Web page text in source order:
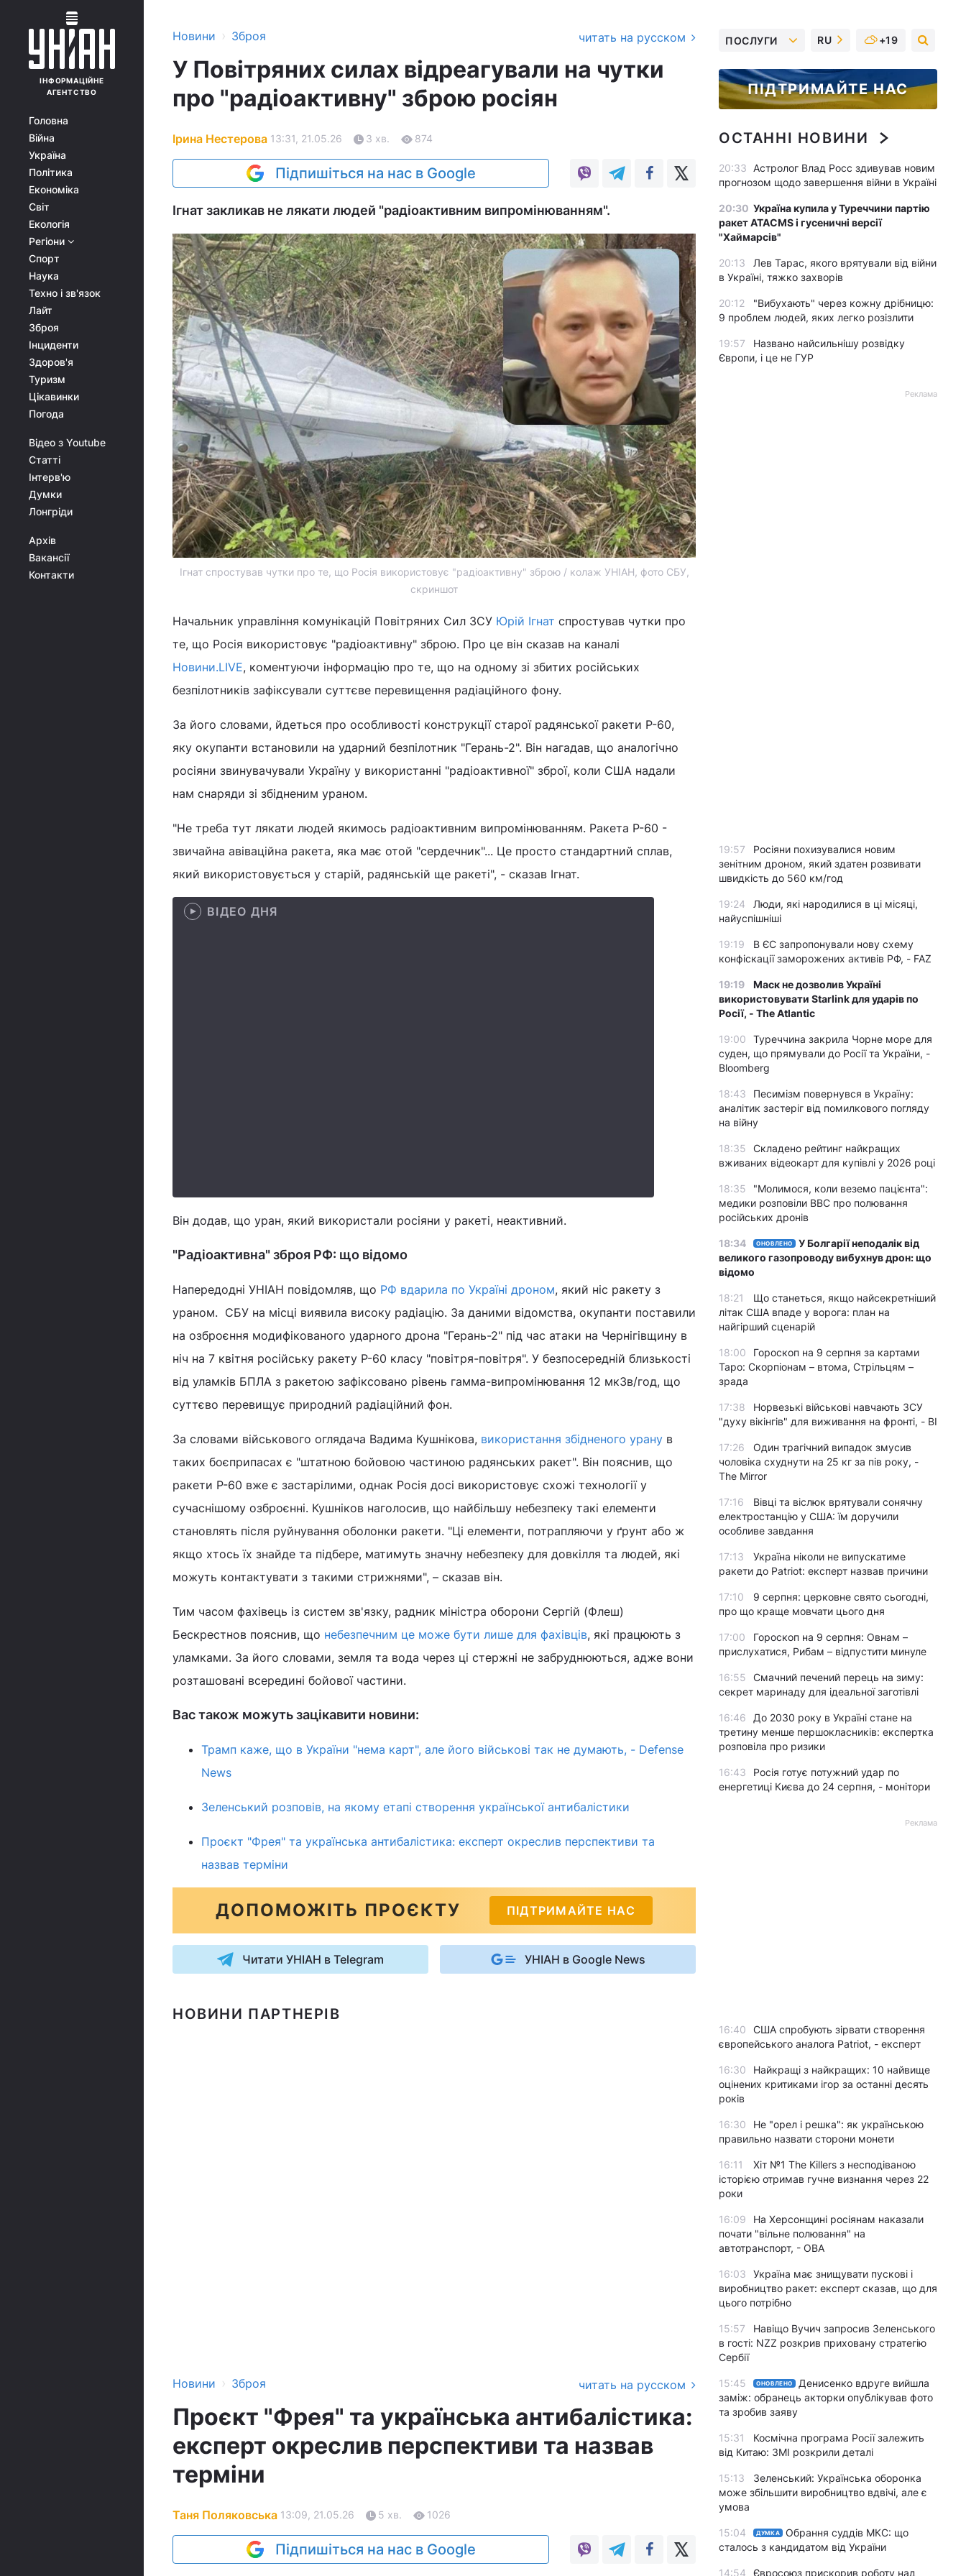
ІНФОРМАЦІЙНЕ
АГЕНТСТВО
Головна
Війна
Україна
Політика
Економіка
Світ
Екологія
Регіони
Спорт
Наука
Техно і зв'язок
Лайт
Зброя
Інциденти
Здоров'я
Туризм
Цікавинки
Погода
Відео з Youtube
Статті
Інтерв'ю
Думки
Лонгріди
Архів
Вакансії
Контакти
Новини › Зброя читать на русском
У Повітряних cилах відреагували на чутки
про "радіоактивну" зброю росіян
Ірина Нестерова 13:31, 21.05.26 3 хв. 874
Підпишіться на нас в Google
Ігнат закликав не лякати людей "радіоактивним випромінюванням".
Ігнат спростував чутки про те, що Росія використовує "радіоактивну" зброю / колаж УНІАН, фото СБУ,
скриншот
Начальник управління комунікацій Повітряних Сил ЗСУ Юрій Ігнат спростував чутки про
те, що Росія використовує "радіоактивну" зброю. Про це він сказав на каналі
Новини.LIVE, коментуючи інформацію про те, що на одному зі збитих російських
безпілотників зафіксували суттєве перевищення радіаційного фону.
За його словами, йдеться про особливості конструкції старої радянської ракети Р-60,
яку окупанти встановили на ударний безпілотник "Герань-2". Він нагадав, що аналогічно
росіяни звинувачували Україну у використанні "радіоактивної" зброї, коли США надали
нам снаряди зі збідненим ураном.
"Не треба тут лякати людей якимось радіоактивним випромінюванням. Ракета Р-60 -
звичайна авіваційна ракета, яка має отой "сердечник"... Це просто стандартний сплав,
який використовується у старій, радянській ще ракеті", - сказав Ігнат.
ВІДЕО ДНЯ
Він додав, що уран, який використали росіяни у ракеті, неактивний.
"Радіоактивна" зброя РФ: що відомо
Напередодні УНІАН повідомляв, що РФ вдарила по Україні дроном, який ніс ракету з
ураном. СБУ на місці виявила високу радіацію. За даними відомства, окупанти поставили
на озброєння модифікованого ударного дрона "Герань-2" під час атаки на Чернігівщину в
ніч на 7 квітня російську ракету Р-60 класу "повітря-повітря". У безпосередній близькості
від уламків БПЛА з ракетою зафіксовано рівень гамма-випромінювання 12 мкЗв/год, що
суттєво перевищує природний радіаційний фон.
За словами військового оглядача Вадима Кушнікова, використання збідненого урану в
таких боєприпасах є "штатною бойовою частиною радянських ракет". Він пояснив, що
ракети Р-60 вже є застарілими, однак Росія досі використовує схожі технології у
сучаснішому озброєнні. Кушніков наголосив, що найбільшу небезпеку такі елементи
становлять після руйнування оболонки ракети. "Ці елементи, потрапляючи у ґрунт або ж
якщо хтось їх знайде та підбере, матимуть значну небезпеку для довкілля та людей, які
можуть контактувати з такими стрижнями", – сказав він.
Тим часом фахівець із систем зв'язку, радник міністра оборони Сергій (Флеш)
Бескрестнов пояснив, що небезпечним це може бути лише для фахівців, які працюють з
уламками. За його словами, земля та вода через ці стержні не забруднюються, адже вони
розташовані всередині бойової частини.
Вас також можуть зацікавити новини:
Трамп каже, що в України "нема карт", але його військові так не думають, - Defense
News
Зеленський розповів, на якому етапі створення української антибалістики
Проєкт "Фрея" та українська антибалістика: експерт окреслив перспективи та
назвав терміни
ДОПОМОЖІТЬ ПРОЄКТУ ПІДТРИМАЙТЕ НАС
Читати УНІАН в Telegram УНІАН в Google News
НОВИНИ ПАРТНЕРІВ
Новини › Зброя читать на русском
Проєкт "Фрея" та українська антибалістика:
експерт окреслив перспективи та назвав
терміни
Таня Поляковська 13:09, 21.05.26 5 хв. 1026
Підпишіться на нас в Google
ПОСЛУГИ RU +19
ПІДТРИМАЙТЕ НАС
ОСТАННІ НОВИНИ
20:33
Астролог Влад Росс здивував новим
прогнозом щодо завершення війни в Україні
20:30 Україна купила у Туреччини партію
ракет ATACMS і гусеничні версії
"Хаймарсів"
20:13
Лев Тарас, якого врятували від війни
в Україні, тяжко захворів
20:12
"Вибухають" через кожну дрібницю:
9 проблем людей, яких легко розізлити
19:57
Названо найсильнішу розвідку
Європи, і це не ГУР
Реклама
19:57
Росіяни похизувалися новим
зенітним дроном, який здатен розвивати
швидкість до 560 км/год
19:24
Люди, які народилися в ці місяці,
найуспішніші
19:19
В ЄС запропонували нову схему
конфіскації заморожених активів РФ, - FAZ
19:19
Маск не дозволив Україні
використовувати Starlink для ударів по
Росії, - The Atlantic
19:00
Туреччина закрила Чорне море для
суден, що прямували до Росії та України, -
Bloomberg
18:43
Песимізм повернувся в Україну:
аналітик застеріг від помилкового погляду
на війну
18:35
Складено рейтинг найкращих
вживаних відеокарт для купівлі у 2026 році
18:35
"Молимося, коли веземо пацієнта":
медики розповіли BBC про полювання
російських дронів
18:34 ОНОВЛЕНО
У Болгарії неподалік від
великого газопроводу вибухнув дрон: що
відомо
18:21
Що станеться, якщо найсекретніший
літак США впаде у ворога: план на
найгірший сценарій
18:00
Гороскоп на 9 серпня за картами
Таро: Скорпіонам – втома, Стрільцям –
зрада
17:38
Норвезькі військові навчають ЗСУ
"духу вікінгів" для виживання на фронті, - BI
17:26
Один трагічний випадок змусив
чоловіка схуднути на 25 кг за пів року, -
The Mirror
17:16
Вівці та віслюк врятували сонячну
електростанцію у США: їм доручили
особливе завдання
17:13
Україна ніколи не випускатиме
ракети до Patriot: експерт назвав причини
17:10
9 серпня: церковне свято сьогодні,
про що краще мовчати цього дня
17:00
Гороскоп на 9 серпня: Овнам –
прислухатися, Рибам – відпустити минуле
16:55
Смачний печений перець на зиму:
секрет маринаду для ідеальної заготівлі
16:46
До 2030 року в Україні стане на
третину менше першокласників: експертка
розповіла про ризики
16:43
Росія готує потужний удар по
енергетиці Києва до 24 серпня, - монітори
Реклама
16:40
США спробують зірвати створення
європейського аналога Patriot, - експерт
16:30
Найкращі з найкращих: 10 найвище
оцінених критиками ігор за останні десять
років
16:30
Не "орел і решка": як українською
правильно назвати сторони монети
16:11
Хіт №1 The Killers з несподіваною
історією отримав гучне визнання через 22
роки
16:09
На Херсонщині росіянам наказали
почати "вільне полювання" на
автотранспорт, - ОВА
16:03
Україна має знищувати пускові і
виробництво ракет: експерт сказав, що для
цього потрібно
15:57
Навіщо Вучич запросив Зеленського
в гості: NZZ розкрив приховану стратегію
Сербії
15:45 ОНОВЛЕНО
Денисенко вдруге вийшла
заміж: обранець акторки опублікував фото
та зробив заяву
15:31
Космічна програма Росії залежить
від Китаю: ЗМІ розкрили деталі
15:13
Зеленський: Українська оборонка
може збільшити виробництво вдвічі, але є
умова
15:04 ДУМКА
Обрання суддів МКС: що
сталось з кандидатом від України
14:54 Євросоюз прискорив роботу над